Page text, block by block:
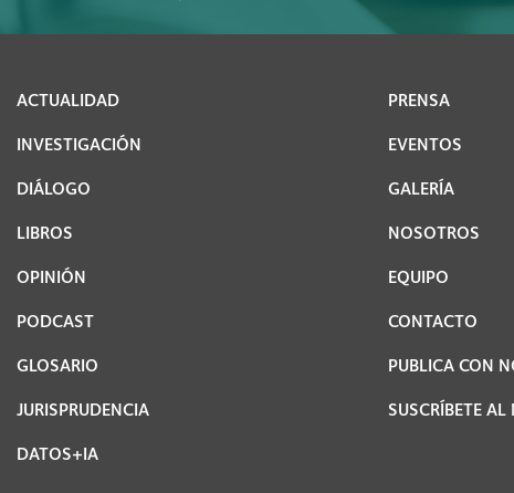
ACTUALIDAD
INVESTIGACIÓN
DIÁLOGO
LIBROS
OPINIÓN
PODCAST
GLOSARIO
JURISPRUDENCIA
DATOS+IA
PRENSA
EVENTOS
GALERÍA
NOSOTROS
EQUIPO
CONTACTO
PUBLICA CON
SUSCRÍBETE AL